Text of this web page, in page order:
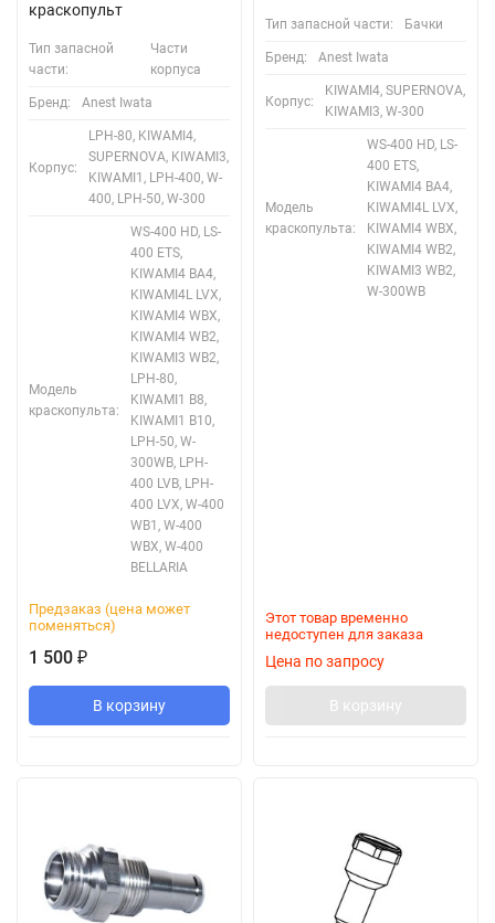
краскопульт
Тип запасной
части:
Части
корпуса
Бренд: Anest Iwata
Корпус:
LPH-80, KIWAMI4,
SUPERNOVA, KIWAMI3,
KIWAMI1, LPH-400, W-
400, LPH-50, W-300
Модель
краскопульта:
WS-400 HD, LS-
400 ETS,
KIWAMI4 BA4,
KIWAMI4L LVX,
KIWAMI4 WBX,
KIWAMI4 WB2,
KIWAMI3 WB2,
LPH-80,
KIWAMI1 B8,
KIWAMI1 B10,
LPH-50, W-
300WB, LPH-
400 LVB, LPH-
400 LVX, W-400
WB1, W-400
WBX, W-400
BELLARIA
Предзаказ (цена может
поменяться)
1 500 ₽
В корзину
Тип запасной части: Бачки
Бренд: Anest Iwata
Корпус:
KIWAMI4, SUPERNOVA,
KIWAMI3, W-300
Модель
краскопульта:
WS-400 HD, LS-
400 ETS,
KIWAMI4 BA4,
KIWAMI4L LVX,
KIWAMI4 WBX,
KIWAMI4 WB2,
KIWAMI3 WB2,
W-300WB
Этот товар временно
недоступен для заказа
Цена по запросу
В корзину